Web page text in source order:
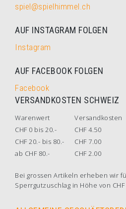
spiel@spielhimmel.ch
AUF INSTAGRAM FOLGEN
Instagram
AUF FACEBOOK FOLGEN
Facebook
VERSANDKOSTEN SCHWEIZ
Warenwert
Versandkosten
CHF 0 bis 20.-
CHF 4.50
CHF 20.- bis 80.-
CHF 7.00
ab CHF 80.-
CHF 2.00
Bei grossen Artikeln erheben wir
Sperrgutzuschlag in Höhe von CHF